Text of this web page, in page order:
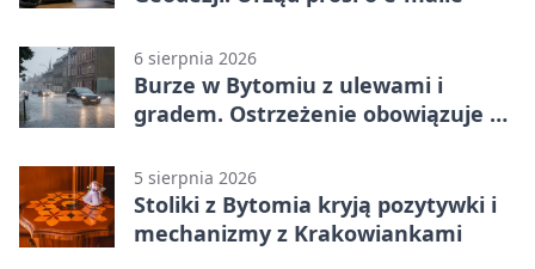
6 sierpnia 2026
Burze w Bytomiu z ulewami i
gradem. Ostrzeżenie obowiązuje do
5 sierpnia 2026
Stoliki z Bytomia kryją pozytywki i
mechanizmy z Krakowiankami